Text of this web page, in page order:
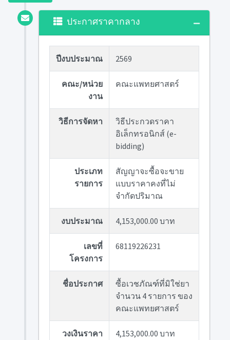
ประกาศราคากลาง
ปีงบประมาณ 2569
คณะ/หน่วย
งาน
คณะแพทยศาสตร์
วิธีการจัดหา
วิธีประกวดราคา
อิเล็กทรอนิกส์ (e-
bidding)
ประเภท
รายการ
สัญญาจะซื้อจะขาย
แบบราคาคงที่ไม่
จำกัดปริมาณ
งบประมาณ 4,153,000.00 บาท
เลขที่
โครงการ
68119226231
ชื่อประกาศ
ซื้อเวชภัณฑ์ที่มิใช่ยา
จำนวน 4 รายการ ของ
คณะแพทยศาสตร์
วงเงินราคา
4,153,000.00 บาท